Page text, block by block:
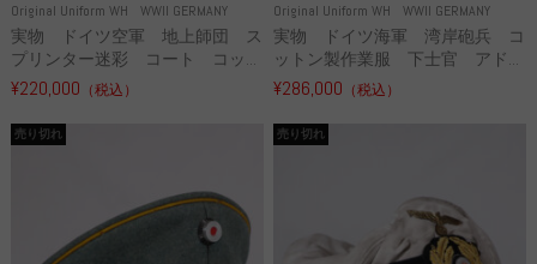
Original Uniform WH WWII GERMANY
実物 ドイツ空軍 地上師団 ス
プリンター迷彩 コート コッ...
¥220,000 （税込）
Original Uniform WH WWII GERMANY
実物 ドイツ海軍 湾岸砲兵 コ
ットン製作業服 下士官 アド...
¥286,000 （税込）
売り切れ 売り切れ